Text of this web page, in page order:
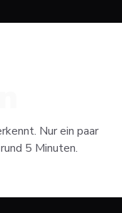
Nur ein paar
5 Minuten.